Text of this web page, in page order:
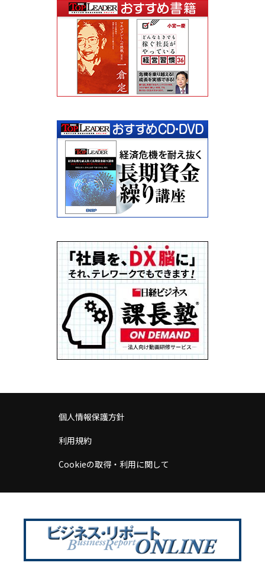
個人情報保護方針
利用規約
Cookieの取得・利用に関して